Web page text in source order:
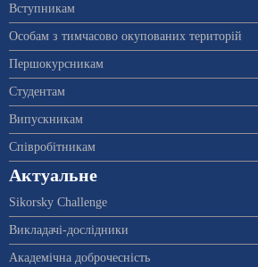
Вступникам
Особам з тимчасово окупованих територій
Першокурсникам
Студентам
Випускникам
Співробітникам
Актуальне
Sikorsky Challenge
Викладачі-дослідники
Академічна доброчесність